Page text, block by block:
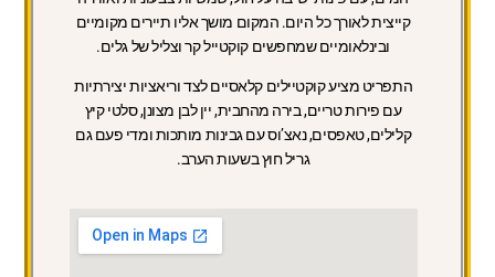
קייצית לאורך כל היום. המקום מושך אליו תיירים מקומיים
ובינלאומיים שמחפשים קוקטייל קר וצליל של גלים.
התפריט מציע קוקטיילים קלאסיים לצד וריאציות יצירתיות
עם פירות טריים, בירה מהחבית, יין לבן מצונן, סלטי קיץ
קלילים, טאפסים, נאצ’וס עם גבינות מותכות ומדי פעם גם
גריל חוץ בשעות הערב.